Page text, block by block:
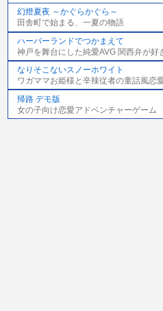
幻燈夏夜 ～かぐらかぐら～
田舎町で始まる、一夏の物語
ハーバーランドでつかまえて
神戸を舞台にした純愛AVG 関西弁が好
なりそこないスノーホワイト
ワガママお姫様と辛辣従者の童話風恋
帰路 デモ版
女の子向け恋愛アドベンチャーゲーム